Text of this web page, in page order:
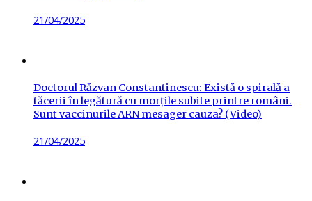
Posted
21/04/2025
Doctorul Răzvan Constantinescu: Există o spirală a
tăcerii în legătură cu morțile subite printre români.
Sunt vaccinurile ARN mesager cauza? (Video)
Posted
21/04/2025